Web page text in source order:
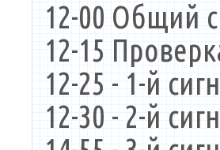
12-00 Общий
12-15
12-25 - 1-й
12-30 - 2-й